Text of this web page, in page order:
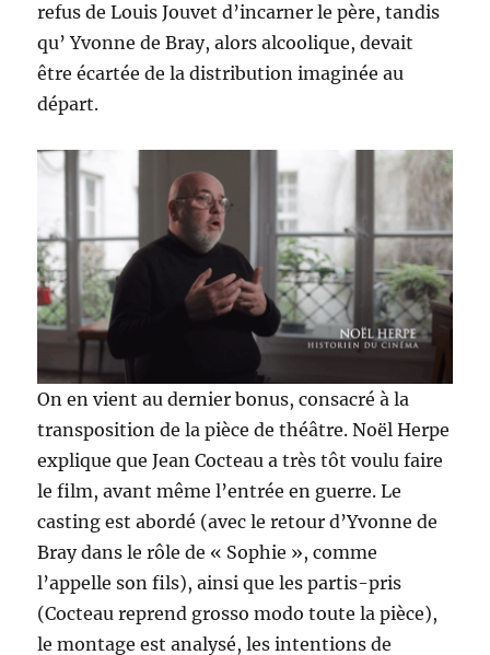
refus de Louis Jouvet d’incarner le père, tandis
qu’ Yvonne de Bray, alors alcoolique, devait
être écartée de la distribution imaginée au
départ.
On en vient au dernier bonus, consacré à la
transposition de la pièce de théâtre. Noël Herpe
explique que Jean Cocteau a très tôt voulu faire
le film, avant même l’entrée en guerre. Le
casting est abordé (avec le retour d’Yvonne de
Bray dans le rôle de « Sophie », comme
l’appelle son fils), ainsi que les partis-pris
(Cocteau reprend grosso modo toute la pièce),
le montage est analysé, les intentions de